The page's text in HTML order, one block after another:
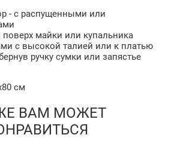
- с распущенными или
поверх майки или купальника
с высокой талией или к платью
ручку сумки или запястье
см
ВАМ МОЖЕТ